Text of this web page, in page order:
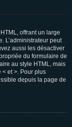
offrant un large
L’administrateur peut
aussi les désactiver
du formulaire de
au style HTML, mais
< et >. Pour plus
depuis la page de